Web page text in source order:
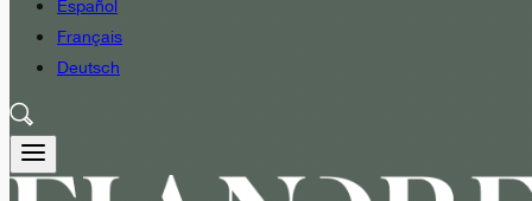
Español
Français
Deutsch